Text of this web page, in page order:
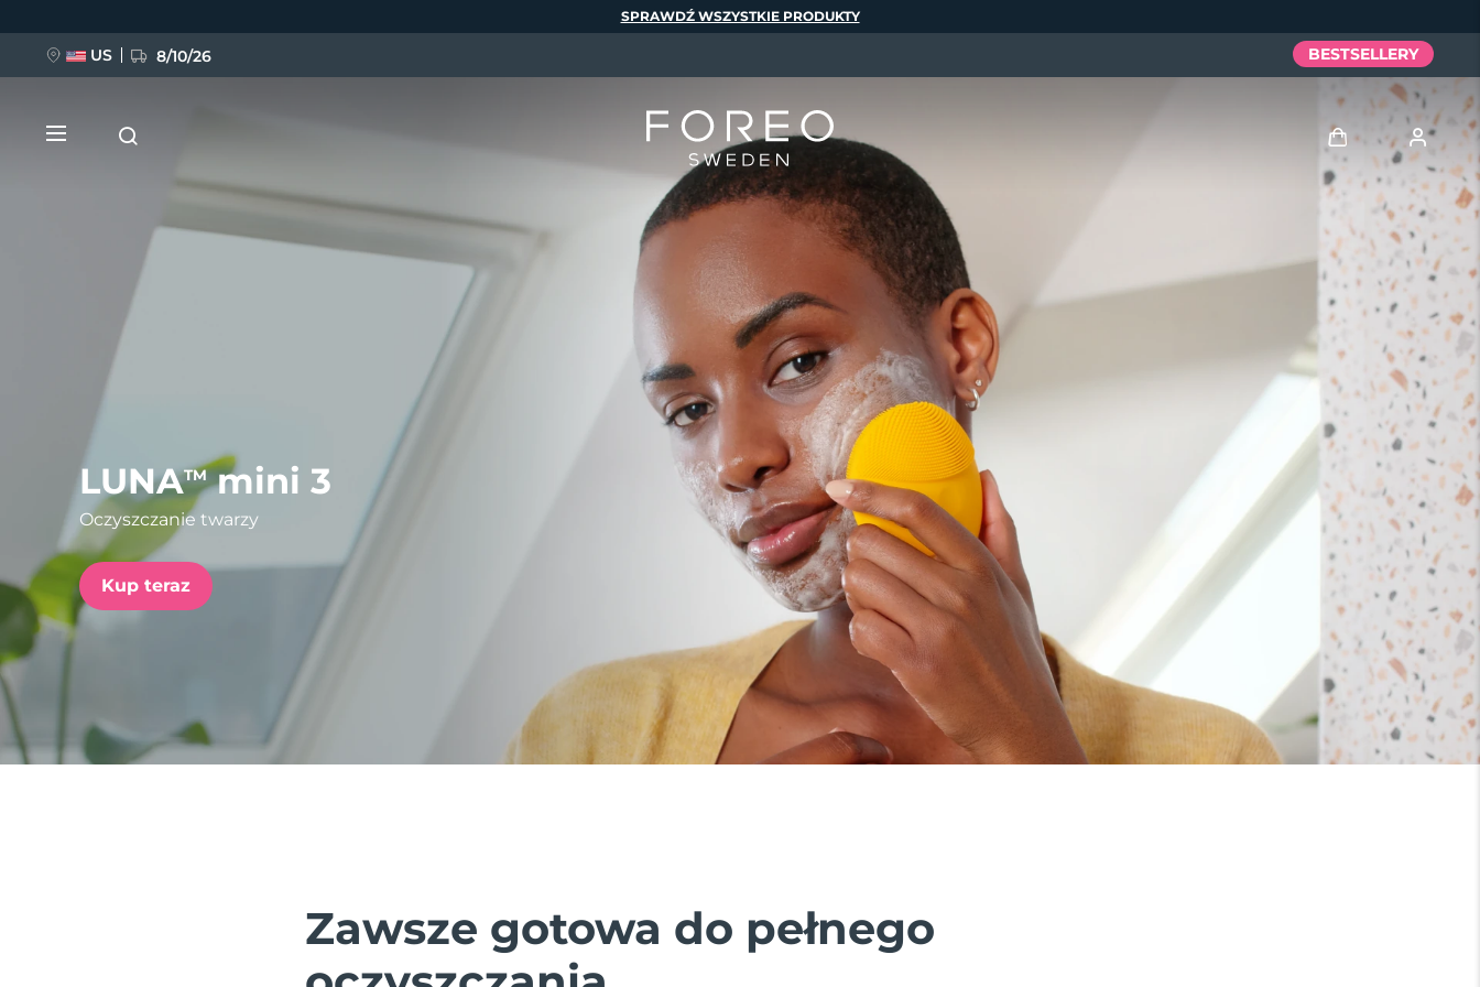
LUNATMmini 3
Oczyszczanie twarzy
Kup teraz
Zawsze gotowa do pełnego
SPRAWDŹ WSZYSTKIE PRODUKTY
US 8/10/26 BESTSELLERY
Zaloguj
Profil użytkownika
Moje urządzenia
Moje zamówienia
Moje adresy
Moje subskrypcje
NOWOŚĆ
issa™ Teeth Whitening Set
POPULARNY